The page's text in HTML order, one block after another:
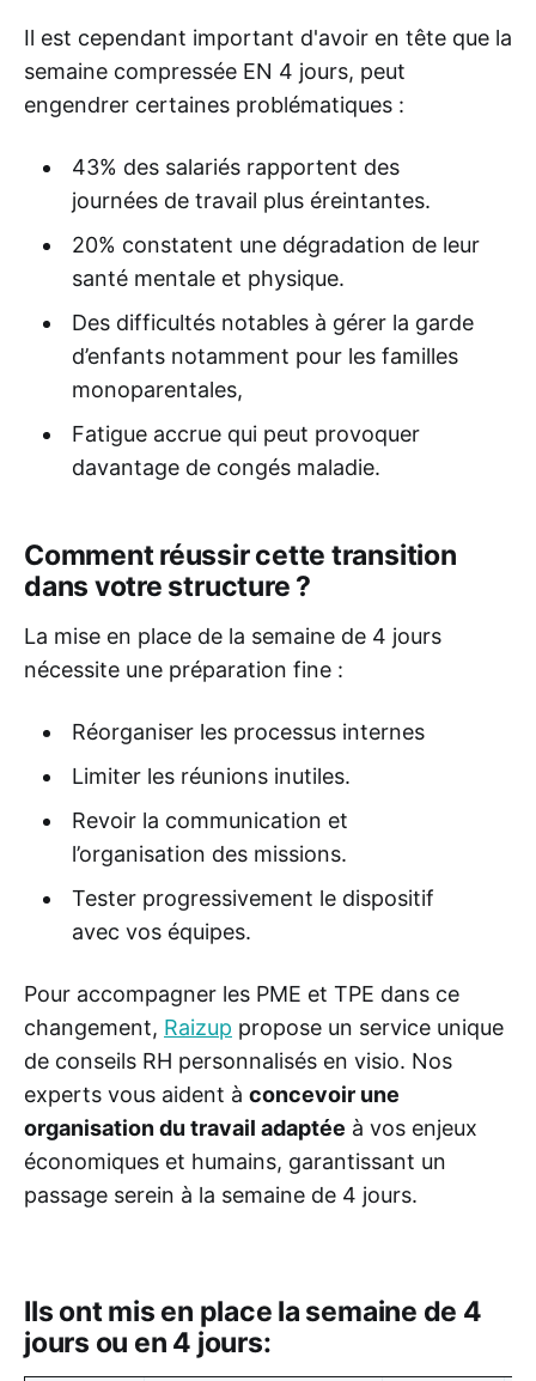
Il est cependant important d'avoir en tête que la
semaine compressée EN 4 jours, peut
engendrer certaines problématiques :
43% des salariés rapportent des
journées de travail plus éreintantes.
20% constatent une dégradation de leur
santé mentale et physique.
Des difficultés notables à gérer la garde
d’enfants notamment pour les familles
monoparentales,
Fatigue accrue qui peut provoquer
davantage de congés maladie.
Comment réussir cette transition
dans votre structure ?
La mise en place de la semaine de 4 jours
nécessite une préparation fine :
Réorganiser les processus internes
Limiter les réunions inutiles.
Revoir la communication et
l’organisation des missions.
Tester progressivement le dispositif
avec vos équipes.
Pour accompagner les PME et TPE dans ce
changement, Raizup propose un service unique
de conseils RH personnalisés en visio. Nos
experts vous aident à concevoir une
organisation du travail adaptée à vos enjeux
économiques et humains, garantissant un
passage serein à la semaine de 4 jours.
Ils ont mis en place la semaine de 4
jours ou en 4 jours: